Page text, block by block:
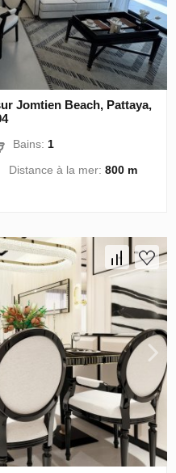
Jomtien Beach, Pattaya,
Bains: 1
Distance à la mer:800 m